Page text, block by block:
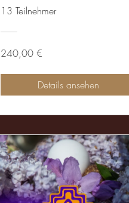
13 Teilnehmer
240,00 €
Details ansehen